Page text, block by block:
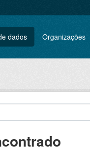
dados Organizações